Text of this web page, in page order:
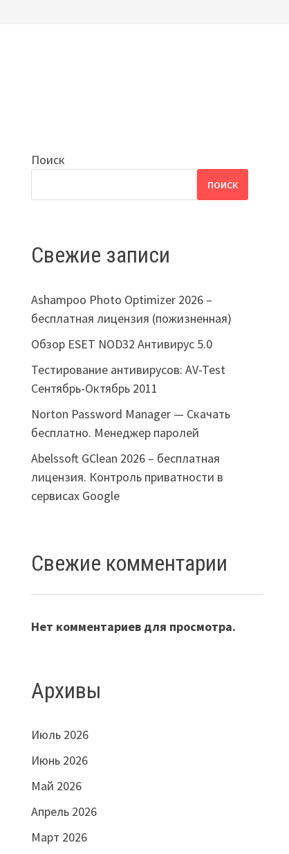
Поиск
ПОИСК
Свежие записи
Ashampoo Photo Optimizer 2026 –
бесплатная лицензия (пожизненная)
Обзор ESET NOD32 Антивирус 5.0
Тестирование антивирусов: AV-Test
Сентябрь-Октябрь 2011
Norton Password Manager — Скачать
бесплатно. Менеджер паролей
Abelssoft GClean 2026 – бесплатная
лицензия. Контроль приватности в
сервисах Google
Свежие комментарии
Нет комментариев для просмотра.
Архивы
Июль 2026
Июнь 2026
Май 2026
Апрель 2026
Март 2026